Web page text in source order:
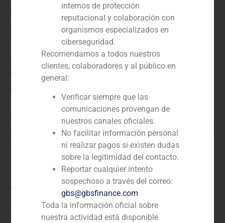
Qatar Holding
Servicio / Sector
Corporate Finance , Inmobiliario (residencial, comercial,
parques logísticos, industria)
Descripción
GBS Finance ha asesorado a Qatar Investment
Authority en la adquisición de las participaciones de la
inmobiliaria francesa SFL en manos de Crédit Agricole
CIB, Unibail y Onion Capital Partners. QIA es el Fondo
Soberano de Qatar, con inversiones locales e
internacionales valoradas en más de 60.000 millones
de dólares. SFL (Societe Fonciere Lyonnaise) es la filial
francesa de Inmobiliaria Colonial, uno de los
principales actores del mercado inmobiliario europeo.
internos de protección
reputacional y colaboración con
organismos especializados en
ciberseguridad.
Recomendamos a todos nuestros
clientes, colaboradores y al público en
general:
Verificar siempre que las
comunicaciones provengan de
nuestros canales oficiales.
No facilitar información personal
ni realizar pagos si existen dudas
sobre la legitimidad del contacto.
Reportar cualquier intento
sospechoso a través del correo:
gbs@gbsfinance.com
Toda la información oficial sobre
nuestra actividad está disponible